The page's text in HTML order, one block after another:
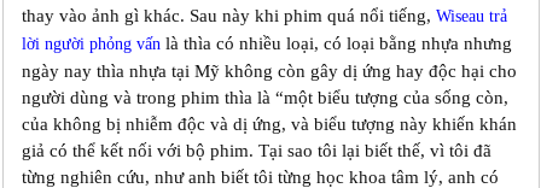
thay vào ảnh gì khác. Sau này khi phim quá nổi tiếng, Wiseau trả
lời người phỏng vấn là thìa có nhiều loại, có loại bằng nhựa nhưng
ngày nay thìa nhựa tại Mỹ không còn gây dị ứng hay độc hại cho
người dùng và trong phim thìa là “một biểu tượng của sống còn,
của không bị nhiễm độc và dị ứng, và biểu tượng này khiến khán
giả có thể kết nối với bộ phim. Tại sao tôi lại biết thế, vì tôi đã
từng nghiên cứu, như anh biết tôi từng học khoa tâm lý, anh có